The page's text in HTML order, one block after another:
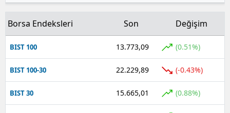
Yalova
Karabük
Kilis
Borsa Endeksleri Son Değişim
BIST 100 13.773,09 (0.51%)
BIST 100-30 22.229,89 (-0.43%)
BIST 30 15.665,01 (0.88%)